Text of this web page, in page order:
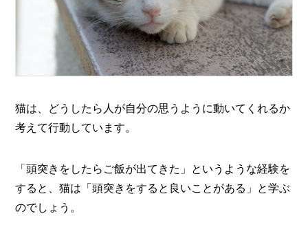
猫は、どうしたら人が自分の思うように動いてくれるか
考えて行動しています。
「頭突きをしたらご飯が出てきた」というような経験を
すると、猫は「頭突きをすると良いことがある」と学ぶ
のでしょう。